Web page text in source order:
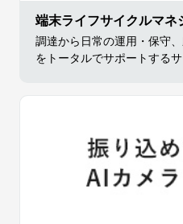
端末ライフサイクルマネ
調達から日常の運用・保守
をトータルでサポートするサ